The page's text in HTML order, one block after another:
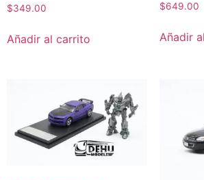
$349.00
Añadir al carrito
$649.00
Añadir